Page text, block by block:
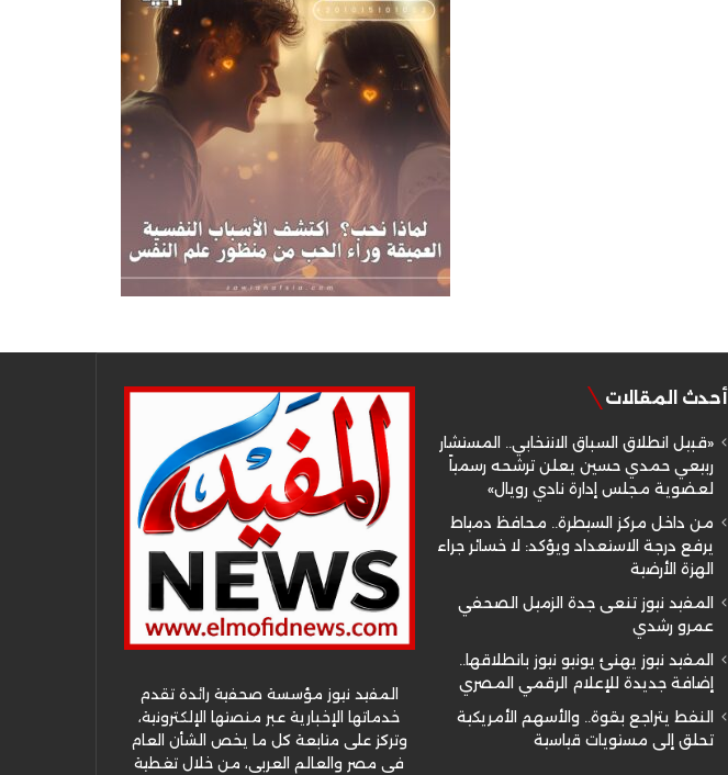
أحدث المقالات
«قبيل انطلاق السباق الانتخابي.. المستشار
ربيعي حمدي حسين يعلن ترشحه رسمياً
لعضوية مجلس إدارة نادي رويال»
من داخل مركز السيطرة.. محافظ دمياط
يرفع درجة الاستعداد ويؤكد: لا خسائر جراء
الهزة الأرضية
المفيد نيوز تنعى جدة الزميل الصحفي
عمرو رشدي
المفيد نيوز يهنئ يونيو نيوز بانطلاقها..
إضافة جديدة للإعلام الرقمي المصري
النفط يتراجع بقوة.. والأسهم الأمريكية
تحلق إلى مستويات قياسية
المفيد نيوز مؤسسة صحفية رائدة تقدم
خدماتها الإخبارية عبر منصتها الإلكترونية،
وتركز على متابعة كل ما يخص الشأن العام
في مصر والعالم العربي، من خلال تغطية